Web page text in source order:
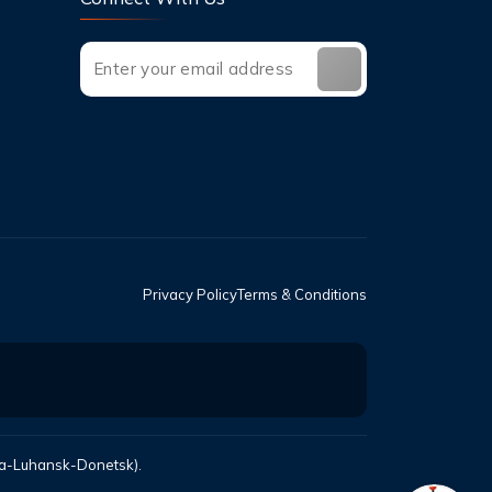
Privacy PolicyTerms & Conditions
Luhansk-Donetsk).